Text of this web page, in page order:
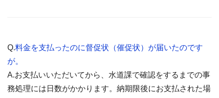
Q.料金を支払ったのに督促状（催促状）が届いたのです
が。
A.お支払いいただいてから、水道課で確認をするまでの事
務処理には日数がかかります。納期限後にお支払された場